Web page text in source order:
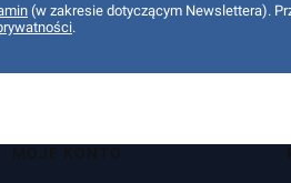
(w zakresie dotyczącym Newslettera).
.